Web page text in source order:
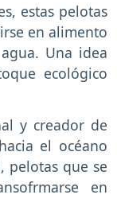
estas pelotas
en alimento
Una idea
ecológico
y creador de
el océano
pelotas que se
en